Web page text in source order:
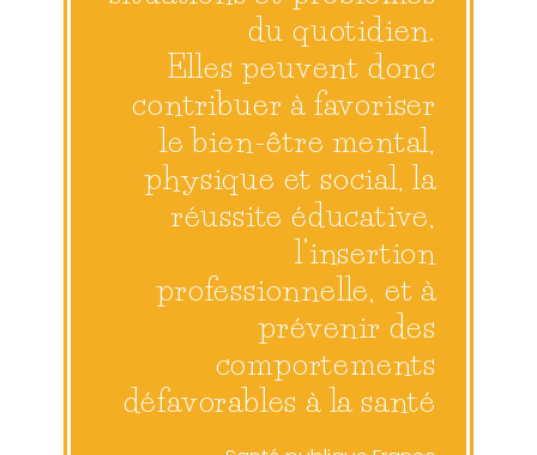
du quotidien.
Elles peuvent donc
contribuer à favoriser
le bien-être mental,
physique et social, la
réussite éducative,
l’insertion
professionnelle, et à
prévenir des
comportements
défavorables à la santé